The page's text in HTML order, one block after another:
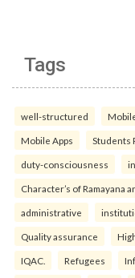
Tags
well-structured
Mobile Apps Students
duty-consciousness
Character’s of Ramayana
administrative
Quality assurance
IQAC. Refugees